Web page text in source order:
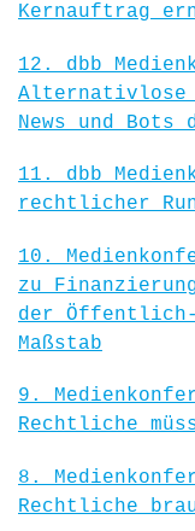
Kernauftrag
12. dbb
Alternativlose
News und Bots
11. dbb
rechtlicher
10.
zu
der
Maßstab
9.
Rechtliche
8.
Rechtliche